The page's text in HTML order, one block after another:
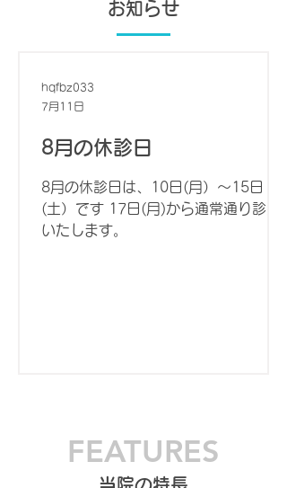
お知らせ
8月の休診日
8月の休診日は、10日(月）～15日
(土）です 17日(月)から通常通り診察
いたします。
hqfbz033
7月11日
FEATURES
当院の特長